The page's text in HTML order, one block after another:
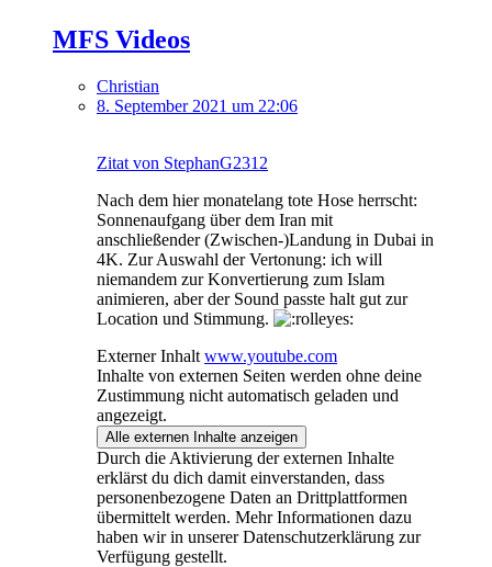
MFS Videos
Christian
8. September 2021 um 22:06
Zitat von StephanG2312
Nach dem hier monatelang tote Hose herrscht:
Sonnenaufgang über dem Iran mit
anschließender (Zwischen-)Landung in Dubai in
4K. Zur Auswahl der Vertonung: ich will
niemandem zur Konvertierung zum Islam
animieren, aber der Sound passte halt gut zur
Location und Stimmung.
Externer Inhalt www.youtube.com
Inhalte von externen Seiten werden ohne deine
Zustimmung nicht automatisch geladen und
angezeigt.
Alle externen Inhalte anzeigen
Durch die Aktivierung der externen Inhalte
erklärst du dich damit einverstanden, dass
personenbezogene Daten an Drittplattformen
übermittelt werden. Mehr Informationen dazu
haben wir in unserer Datenschutzerklärung zur
Verfügung gestellt.